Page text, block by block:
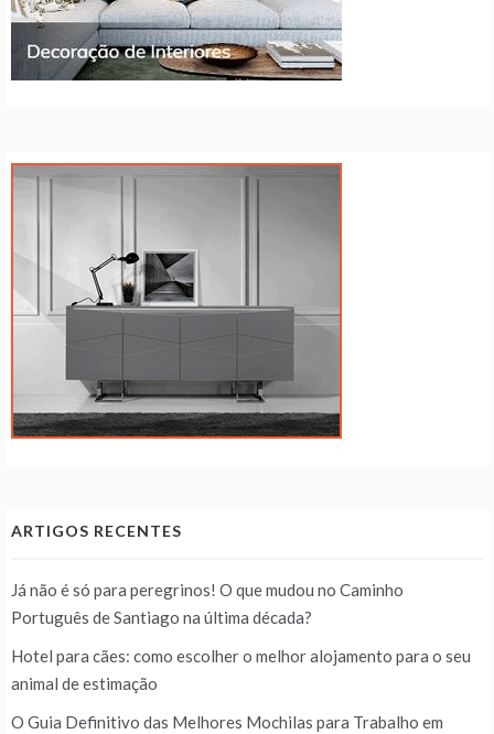
ARTIGOS RECENTES
Já não é só para peregrinos! O que mudou no Caminho
Português de Santiago na última década?
Hotel para cães: como escolher o melhor alojamento para o seu
animal de estimação
O Guia Definitivo das Melhores Mochilas para Trabalho em